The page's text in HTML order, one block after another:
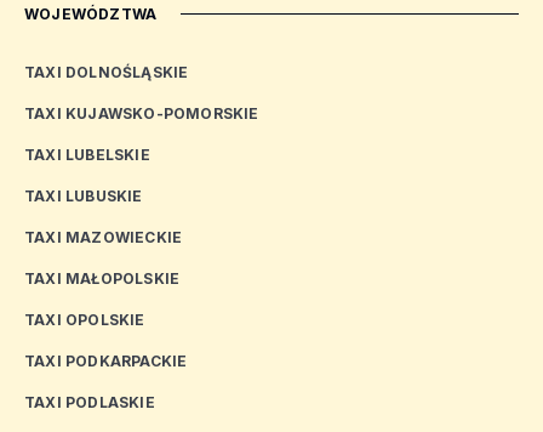
WOJEWÓDZTWA
TAXI DOLNOŚLĄSKIE
TAXI KUJAWSKO-POMORSKIE
TAXI LUBELSKIE
TAXI LUBUSKIE
TAXI MAZOWIECKIE
TAXI MAŁOPOLSKIE
TAXI OPOLSKIE
TAXI PODKARPACKIE
TAXI PODLASKIE